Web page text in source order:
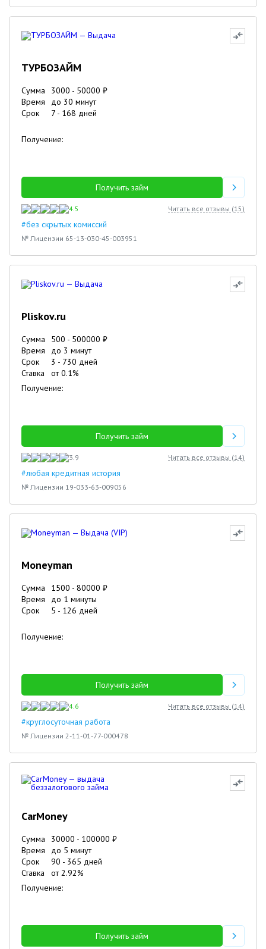
Pliskov.ru
Сумма 500 - 500000 ₽
Время
до 3 минут
Срок
3 - 730 дней
Ставка
от0.1%
Получение:
Получить займ
3.9 Читать все отзывы (14)
#любая кредитная история
№ Лицензии 19-033-63-009056
Moneyman
Сумма 1500 - 80000 ₽
Время
до 1 минуты
Срок
5 - 126 дней
Получение:
Получить займ
4.6 Читать все отзывы (14)
#круглосуточная работа
№ Лицензии 2-11-01-77-000478
CarMoney
Сумма 30000 - 100000 ₽
Время
до 5 минут
Срок
90 - 365 дней
Ставка
от2.92%
Получение:
Получить займ
ТУРБОЗАЙМ
Сумма 3000 - 50000 ₽
Время
до 30 минут
Срок
7 - 168 дней
Получение:
Получить займ
4.5 Читать все отзывы (15)
#без скрытых комиссий
№ Лицензии 65-13-030-45-003951